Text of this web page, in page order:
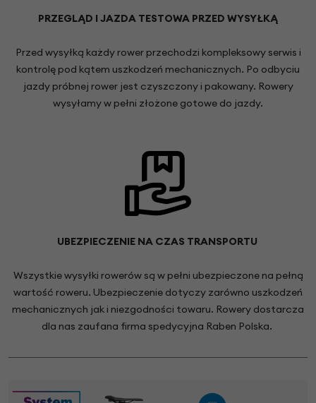
PRZEGLĄD I JAZDA TESTOWA PRZED WYSYŁKĄ
Przed wysyłką każdy rower przechodzi kompleksowy serwis i
kontrolę pod kątem uszkodzeń mechanicznych. Po odbyciu
jazdy próbnej rower jest czyszczony i pakowany. Rowery
wysyłamy w pełni złożone gotowe do jazdy.
UBEZPIECZENIE NA CZAS TRANSPORTU
Wszystkie wysyłki rowerów są w pełni ubezpieczone na pełną
wartość roweru. Ubezpieczenie dotyczy zarówno uszkodzeń
mechanicznych jak i niezgodności towaru. Rowery dostarcza
dla nas zaufana firma spedycyjna Raben Polska.